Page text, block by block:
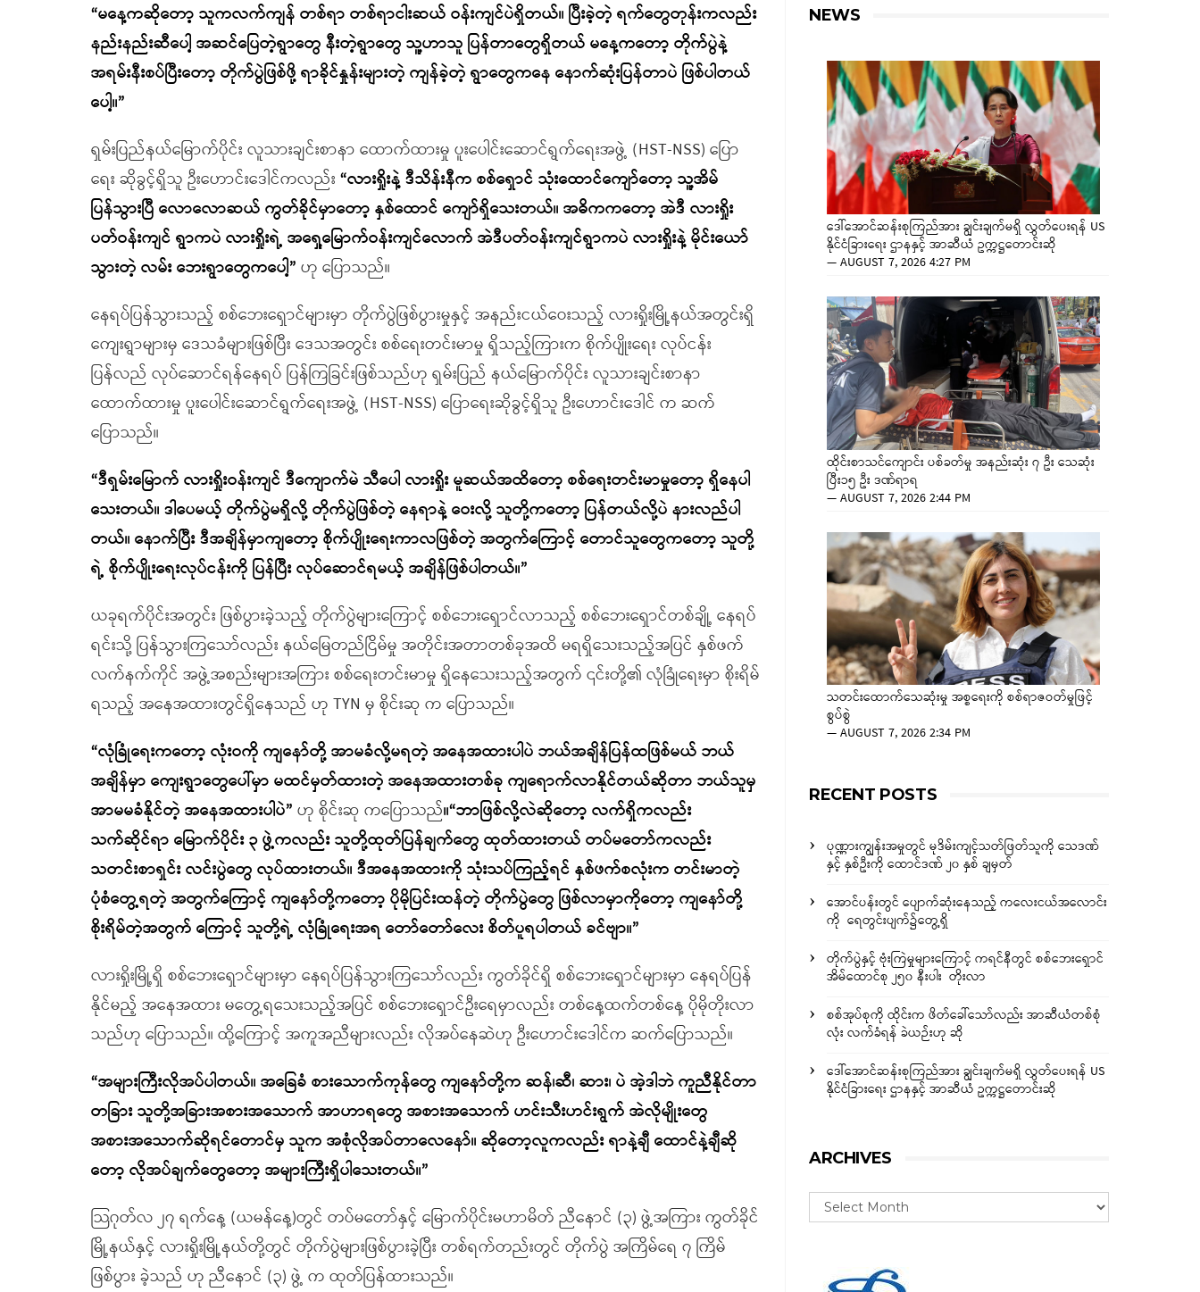
“မနေ့ကဆိုတော့ သူကလက်ကျန် တစ်ရာ တစ်ရာငါးဆယ် ဝန်းကျင်ပဲရှိတယ်။ ပြီးခဲ့တဲ့ ရက်တွေတုန်းကလည်း
နည်းနည်းဆီပေါ့ အဆင်ပြေတဲ့ရွာတွေ နီးတဲ့ရွာတွေ သူ့ဟာသူ ပြန်တာတွေရှိတယ် မနေ့ကတော့ တိုက်ပွဲနဲ့
အရမ်းနီးစပ်ပြီးတော့ တိုက်ပွဲဖြစ်ဖို့ ရာခိုင်နှုန်းများတဲ့ ကျန်ခဲ့တဲ့ ရွာတွေကနေ နောက်ဆုံးပြန်တာပဲ ဖြစ်ပါတယ်
ပေါ့။”
ရှမ်းပြည်နယ်မြောက်ပိုင်း လူသားချင်းစာနာ ထောက်ထားမှု ပူးပေါင်းဆောင်ရွက်ရေးအဖွဲ့ (HST-NSS) ပြော
ရေး ဆိုခွင့်ရှိသူ ဦးဟောင်းဒေါင်ကလည်း “လားရှိုးနဲ့ ဒီသိန်းနီက စစ်ရှောင် သုံးထောင်ကျော်တော့ သူ့အိမ်
ပြန်သွားပြီ လောလောဆယ် ကွတ်ခိုင်မှာတော့ နှစ်ထောင် ကျော်ရှိသေးတယ်။ အဓိကကတော့ အဲဒီ လားရှိုး
ပတ်ဝန်းကျင် ရွာကပဲ လားရှိုးရဲ့ အရှေ့မြောက်ဝန်းကျင်လောက် အဲဒီပတ်ဝန်းကျင်ရွာကပဲ လားရှိုးနဲ့ မိုင်းယော်
သွားတဲ့ လမ်း ဘေးရွာတွေကပေါ့” ဟု ပြောသည်။
နေရပ်ပြန်သွားသည့် စစ်ဘေးရှောင်များမှာ တိုက်ပွဲဖြစ်ပွားမှုနှင့် အနည်းငယ်ဝေးသည့် လားရှိုးမြို့နယ်အတွင်းရှိ
ကျေးရွာများမှ ဒေသခံများဖြစ်ပြီး ဒေသအတွင်း စစ်ရေးတင်းမာမှု ရှိသည့်ကြားက စိုက်ပျိုးရေး လုပ်ငန်း
ပြန်လည် လုပ်ဆောင်ရန်နေရပ် ပြန်ကြခြင်းဖြစ်သည်ဟု ရှမ်းပြည် နယ်မြောက်ပိုင်း လူသားချင်းစာနာ
ထောက်ထားမှု ပူးပေါင်းဆောင်ရွက်ရေးအဖွဲ့ (HST-NSS) ပြောရေးဆိုခွင့်ရှိသူ ဦးဟောင်းဒေါင် က ဆက်
ပြောသည်။
“ဒီရှမ်းမြောက် လားရှိုးဝန်းကျင် ဒီကျောက်မဲ သီပေါ လားရှိုး မူဆယ်အထိတော့ စစ်ရေးတင်းမာမှုတော့ ရှိနေပါ
သေးတယ်။ ဒါပေမယ့် တိုက်ပွဲမရှိလို့ တိုက်ပွဲဖြစ်တဲ့ နေရာနဲ့ ဝေးလို့ သူတို့ကတော့ ပြန်တယ်လို့ပဲ နားလည်ပါ
တယ်။ နောက်ပြီး ဒီအချိန်မှာကျတော့ စိုက်ပျိုးရေးကာလဖြစ်တဲ့ အတွက်ကြောင့် တောင်သူတွေကတော့ သူတို့
ရဲ့ စိုက်ပျိုးရေးလုပ်ငန်းကို ပြန်ပြီး လုပ်ဆောင်ရမယ့် အချိန်ဖြစ်ပါတယ်။”
ယခုရက်ပိုင်းအတွင်း ဖြစ်ပွားခဲ့သည့် တိုက်ပွဲများကြောင့် စစ်ဘေးရှောင်လာသည့် စစ်ဘေးရှောင်တစ်ချို့ နေရပ်
ရင်းသို့ ပြန်သွားကြသော်လည်း နယ်မြေတည်ငြိမ်မှု အတိုင်းအတာတစ်ခုအထိ မရရှိသေးသည့်အပြင် နှစ်ဖက်
လက်နက်ကိုင် အဖွဲ့အစည်းများအကြား စစ်ရေးတင်းမာမှု ရှိနေသေးသည့်အတွက် ၎င်းတို့၏ လုံခြုံရေးမှာ စိုးရိမ်
ရသည့် အနေအထားတွင်ရှိနေသည် ဟု TYN မှ စိုင်းဆု က ပြောသည်။
“လုံခြုံရေးကတော့ လုံးဝကို ကျနော်တို့ အာမခံလို့မရတဲ့ အနေအထားပါပဲ ဘယ်အချိန်ပြန်ထဖြစ်မယ် ဘယ်
အချိန်မှာ ကျေးရွာတွေပေါ်မှာ မထင်မှတ်ထားတဲ့ အနေအထားတစ်ခု ကျရောက်လာနိုင်တယ်ဆိုတာ ဘယ်သူမှ
အာမမခံနိုင်တဲ့ အနေအထားပါပဲ” ဟု စိုင်းဆု ကပြောသည်။“ဘာဖြစ်လို့လဲဆိုတော့ လက်ရှိကလည်း
သက်ဆိုင်ရာ မြောက်ပိုင်း ၃ ဖွဲ့ကလည်း သူတို့ထုတ်ပြန်ချက်တွေ ထုတ်ထားတယ် တပ်မတော်ကလည်း
သတင်းစာရှင်း လင်းပွဲတွေ လုပ်ထားတယ်။ ဒီအနေအထားကို သုံးသပ်ကြည့်ရင် နှစ်ဖက်စလုံးက တင်းမာတဲ့
ပုံစံတွေ့ရတဲ့ အတွက်ကြောင့် ကျနော်တို့ကတော့ ပိုမိုပြင်းထန်တဲ့ တိုက်ပွဲတွေ ဖြစ်လာမှာကိုတော့ ကျနော်တို့
စိုးရိမ်တဲ့အတွက် ကြောင့် သူတို့ရဲ့ လုံခြုံရေးအရ တော်တော်လေး စိတ်ပူရပါတယ် ခင်ဗျာ။”
လားရှိုးမြို့ရှိ စစ်ဘေးရှောင်များမှာ နေရပ်ပြန်သွားကြသော်လည်း ကွတ်ခိုင်ရှိ စစ်ဘေးရှောင်များမှာ နေရပ်ပြန်
နိုင်မည့် အနေအထား မတွေ့ရသေးသည့်အပြင် စစ်ဘေးရှောင်ဦးရေမှာလည်း တစ်နေ့ထက်တစ်နေ့ ပိုမိုတိုးလာ
သည်ဟု ပြောသည်။ ထို့ကြောင့် အကူအညီများလည်း လိုအပ်နေဆဲဟု ဦးဟောင်းဒေါင်က ဆက်ပြောသည်။
“အများကြီးလိုအပ်ပါတယ်။ အခြေခံ စားသောက်ကုန်တွေ ကျနော်တို့က ဆန်၊ဆီ၊ ဆား၊ ပဲ အဲ့ဒါဘဲ ကူညီနိုင်တာ
တခြား သူတို့အခြားအစားအသောက် အာဟာရတွေ အစားအသောက် ဟင်းသီးဟင်းရွက် အဲလိုမျိုးတွေ
အစားအသောက်ဆိုရင်တောင်မှ သူက အစုံလိုအပ်တာလေနော်။ ဆိုတော့လူကလည်း ရာနဲ့ချီ ထောင်နဲ့ချီဆို
တော့ လိုအပ်ချက်တွေတော့ အများကြီးရှိပါသေးတယ်။”
သြဂုတ်လ ၂၇ ရက်နေ့ (ယမန်နေ့)တွင် တပ်မတော်နှင့် မြောက်ပိုင်းမဟာမိတ် ညီနောင် (၃) ဖွဲ့အကြား ကွတ်ခိုင်
မြို့နယ်နှင့် လားရှိုးမြို့နယ်တို့တွင် တိုက်ပွဲများဖြစ်ပွားခဲ့ပြီး တစ်ရက်တည်းတွင် တိုက်ပွဲ အကြိမ်ရေ ၇ ကြိမ်
ဖြစ်ပွား ခဲ့သည် ဟု ညီနောင် (၃) ဖွဲ့ က ထုတ်ပြန်ထားသည်။
NEWS
ဒေါ်အောင်ဆန်းစုကြည်အား ချွင်းချက်မရှိ လွှတ်ပေးရန် US
နိုင်ငံခြားရေး ဌာနနှင့် အာဆီယံ ဥက္ကဋ္ဌတောင်းဆို
—AUGUST 7, 2026 4:27 PM
ထိုင်းစာသင်ကျောင်း ပစ်ခတ်မှု အနည်းဆုံး ၇ ဦး သေဆုံး
ပြီး၁၅ ဦး ဒဏ်ရာရ
—AUGUST 7, 2026 2:44 PM
သတင်းထောက်သေဆုံးမှု အစ္စရေးကို စစ်ရာဇဝတ်မှုဖြင့်
စွပ်စွဲ
—AUGUST 7, 2026 2:34 PM
RECENT POSTS
ပုဏ္ဏားကျွန်းအမှုတွင် မုဒိမ်းကျင့်သတ်ဖြတ်သူကို သေဒဏ်
နှင့် နှစ်ဦးကို ထောင်ဒဏ် ၂၀ နှစ် ချမှတ်
အောင်ပန်းတွင် ပျောက်ဆုံးနေသည့် ကလေးငယ်အလောင်း
ကို ရေတွင်းပျက်၌တွေ့ရှိ
တိုက်ပွဲနှင့် ဗုံးကြဲမှုများကြောင့် ကရင်နီတွင် စစ်ဘေးရှောင်
အိမ်ထောင်စု ၂၅၀ နီးပါး တိုးလာ
စစ်အုပ်စုကို ထိုင်းက ဖိတ်ခေါ်သော်လည်း အာဆီယံတစ်စုံ
လုံး လက်ခံရန် ခဲယဉ်းဟု ဆို
ဒေါ်အောင်ဆန်းစုကြည်အား ချွင်းချက်မရှိ လွှတ်ပေးရန် US
နိုင်ငံခြားရေး ဌာနနှင့် အာဆီယံ ဥက္ကဋ္ဌတောင်းဆို
ARCHIVES